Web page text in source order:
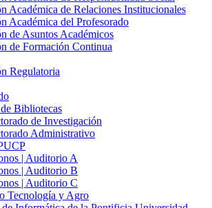
Académica de Relaciones Institucionales
Académica del Profesorado
de Asuntos Académicos
de Formación Continua
Regulatoria
Bibliotecas
de Investigación
Administrativo
| Auditorio A
| Auditorio B
| Auditorio C
Tecnología y Agro